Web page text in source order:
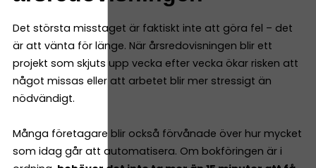
Det största misstaget är faktiskt inte att göra fel – det
är att vänta för länge. När årsredovisningen blir ett
projekt som skjuts upp vecka efter vecka ökar risken att
något missas eller att arbetet blir mer stressigt än
nödvändigt.
Många företagare blir också förvånade över hur mycket
som idag går att automatisera. Om bokföringen är i